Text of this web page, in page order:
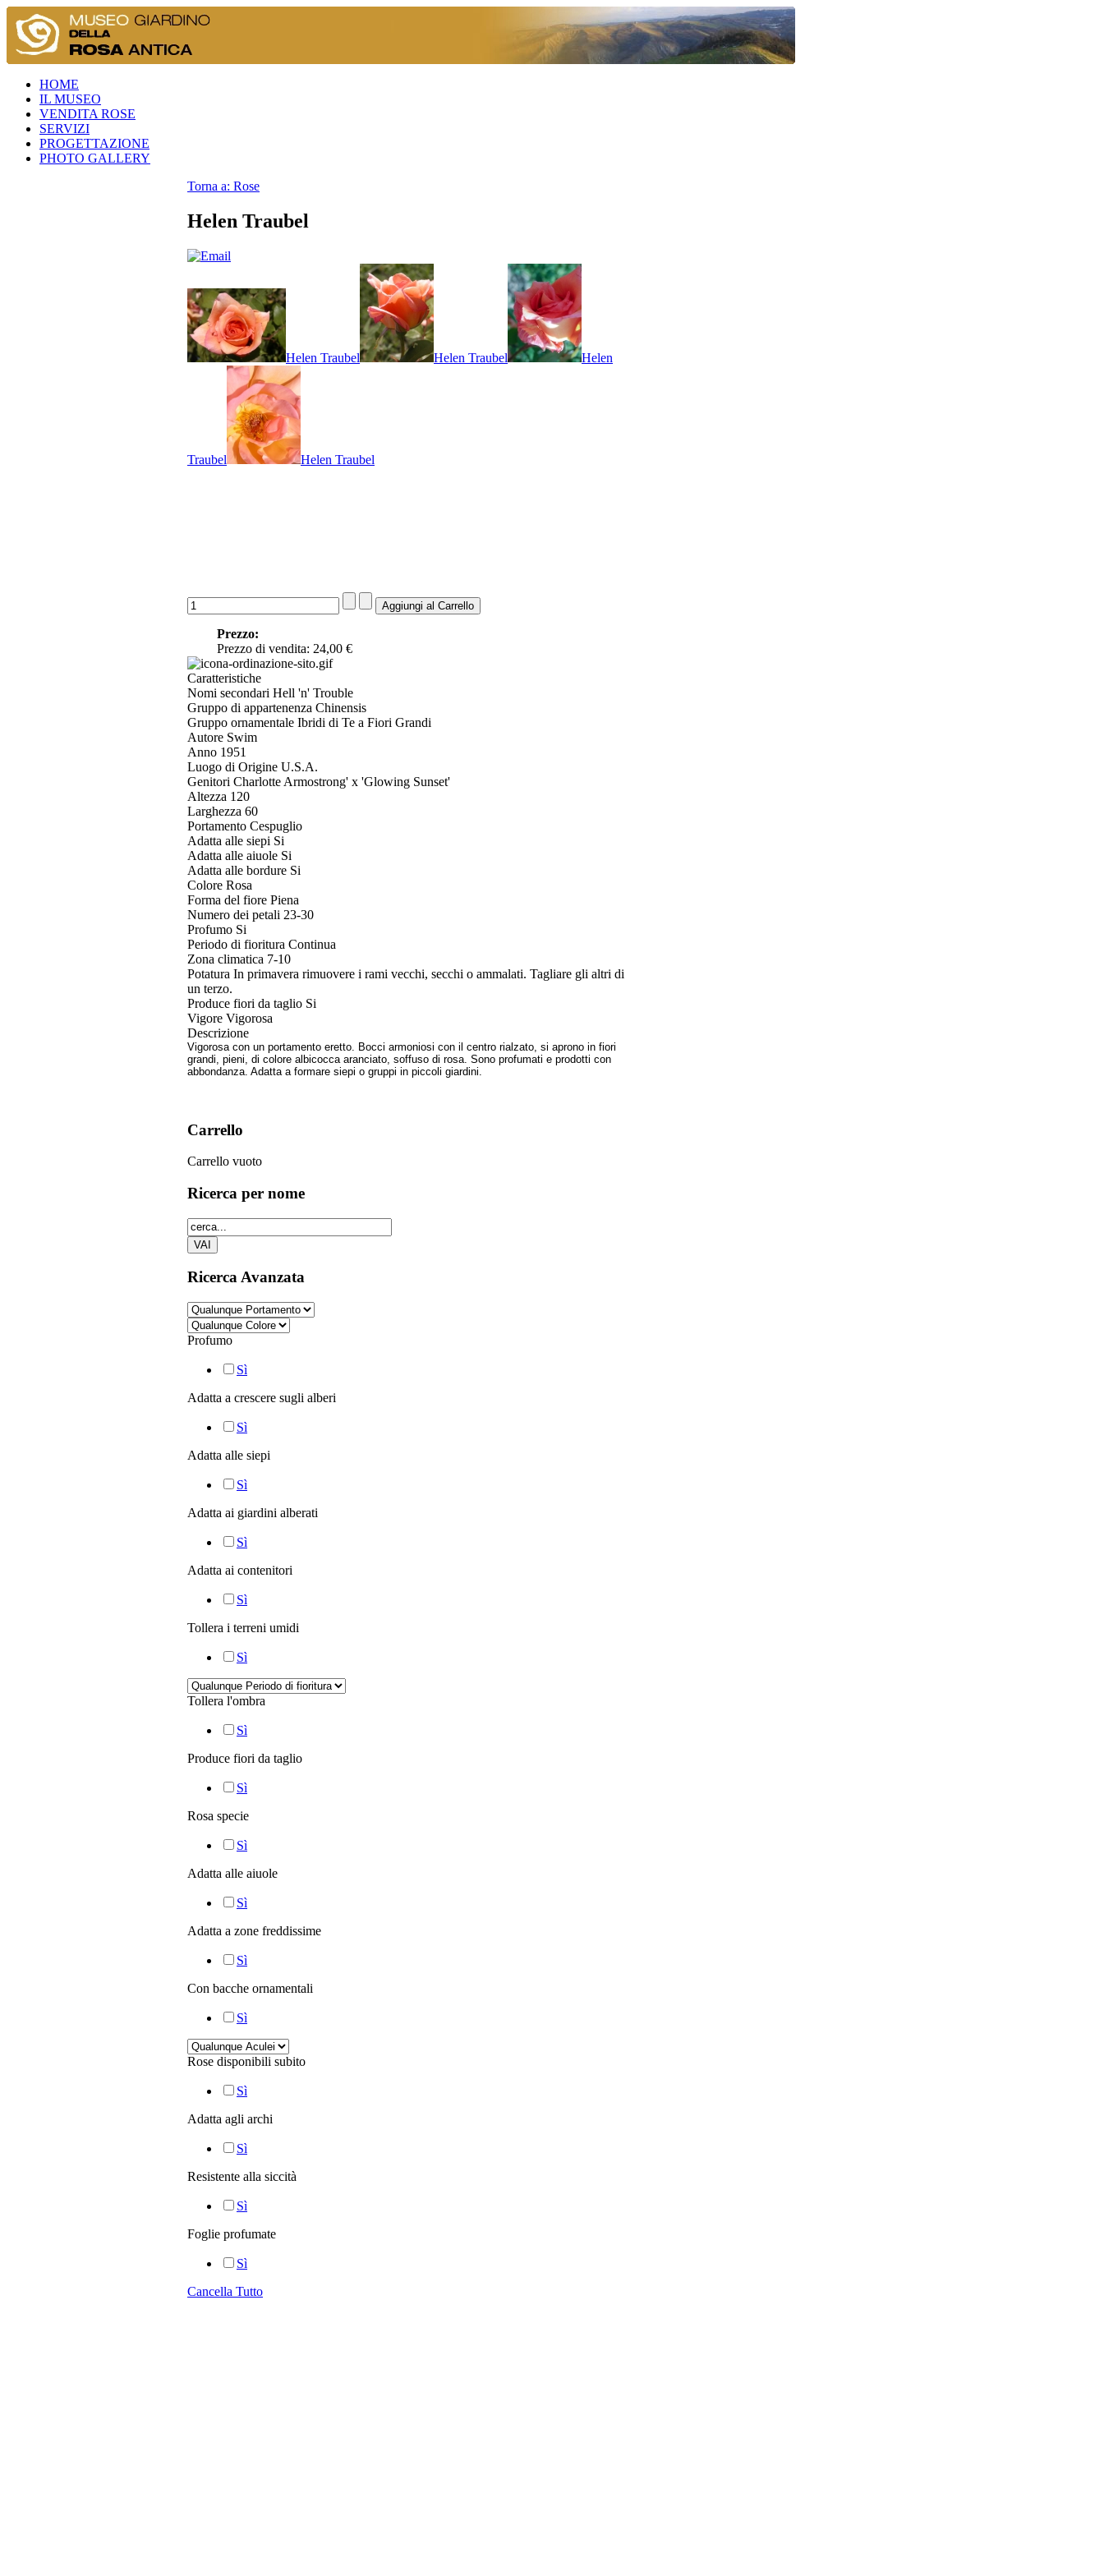
HOME
IL MUSEO
VENDITA ROSE
SERVIZI
PROGETTAZIONE
PHOTO GALLERY
Torna a: Rose
Helen Traubel
Helen Traubel Helen Traubel Helen
Traubel Helen Traubel
Prezzo:
Prezzo di vendita: 24,00 €
Caratteristiche
Nomi secondari Hell 'n' Trouble
Gruppo di appartenenza Chinensis
Gruppo ornamentale Ibridi di Te a Fiori Grandi
Autore Swim
Anno 1951
Luogo di Origine U.S.A.
Genitori Charlotte Armostrong' x 'Glowing Sunset'
Altezza 120
Larghezza 60
Portamento Cespuglio
Adatta alle siepi Si
Adatta alle aiuole Si
Adatta alle bordure Si
Colore Rosa
Forma del fiore Piena
Numero dei petali 23-30
Profumo Si
Periodo di fioritura Continua
Zona climatica 7-10
Potatura In primavera rimuovere i rami vecchi, secchi o ammalati. Tagliare gli altri di
un terzo.
Produce fiori da taglio Si
Vigore Vigorosa
Descrizione
Vigorosa con un portamento eretto. Bocci armoniosi con il centro rialzato, si aprono in fiori
grandi, pieni, di colore albicocca aranciato, soffuso di rosa. Sono profumati e prodotti con
abbondanza. Adatta a formare siepi o gruppi in piccoli giardini.
Carrello
Carrello vuoto
Ricerca per nome
RicercaAvanzata
Profumo
Sì
Adatta a crescere sugli alberi
Sì
Adatta alle siepi
Sì
Adatta ai giardini alberati
Sì
Adatta ai contenitori
Sì
Tollera i terreni umidi
Sì
Tollera l'ombra
Sì
Produce fiori da taglio
Sì
Rosa specie
Sì
Adatta alle aiuole
Sì
Adatta a zone freddissime
Sì
Con bacche ornamentali
Sì
Rose disponibili subito
Sì
Adatta agli archi
Sì
Resistente alla siccità
Sì
Foglie profumate
Sì
Cancella Tutto